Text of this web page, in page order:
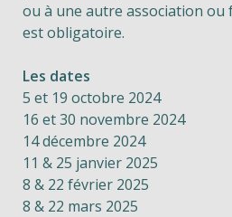
ou à une autre association
est obligatoire.
Les dates
5 et 19 octobre 2024
16 et 30 novembre 2024
14 décembre 2024
11 & 25 janvier 2025
8 & 22 février 2025
8 & 22 mars 2025